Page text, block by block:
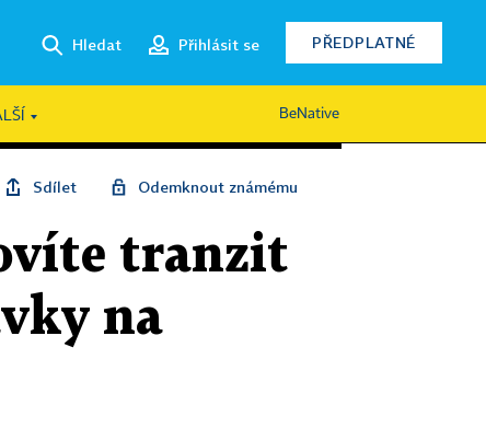
Hledat Přihlásit se PŘEDPLATNÉ
BeNative
Sdílet Odemknout známému
tranzit
na